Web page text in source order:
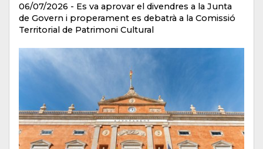
06/07/2026 - Es va aprovar el divendres a la Junta
de Govern i properament es debatrà a la Comissió
Territorial de Patrimoni Cultural